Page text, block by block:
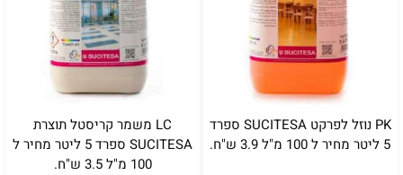
PK נוזל לפרקט SUCITESA ספרד
5 ליטר מחיר ל 100 מ"ל 3.9 ש"ח.
LC משמר קריסטל תוצרת
SUCITESA ספרד 5 ליטר מחיר ל
100 מ"ל 3.5 ש"ח.